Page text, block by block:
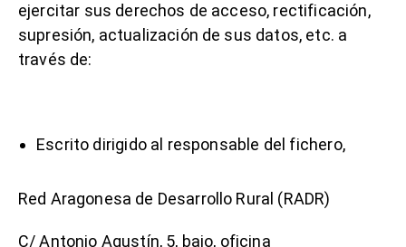
ejercitar sus derechos de acceso, rectificación,
supresión, actualización de sus datos, etc. a
través de:
Escrito dirigido al responsable del fichero,
Red Aragonesa de Desarrollo Rural (RADR)
C/ Antonio Agustín, 5, bajo, oficina